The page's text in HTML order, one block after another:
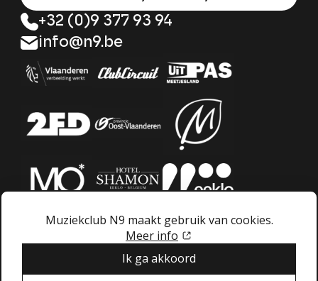
Muziekclub N9 maakt gebruik van cookies.
Meer info
Ik ga akkoord
+32 (0)9 377 93 94
info@n9.be